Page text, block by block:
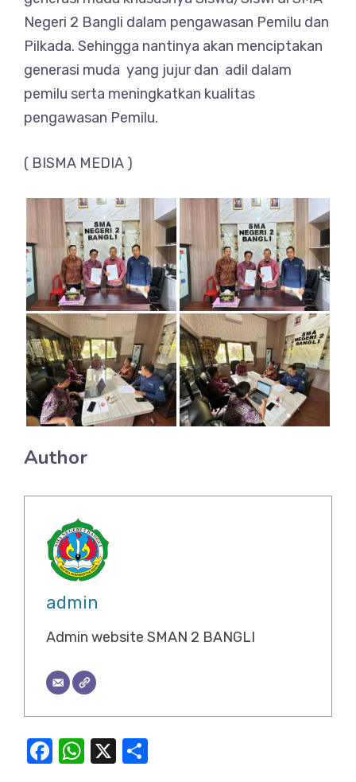
Negeri 2 Bangli dalam pengawasan Pemilu dan
Pilkada. Sehingga nantinya akan menciptakan
generasi muda yang jujur dan adil dalam
pemilu serta meningkatkan kualitas
pengawasan Pemilu.
( BISMA MEDIA )
Author
admin
Admin website SMAN 2 BANGLI
F
W X